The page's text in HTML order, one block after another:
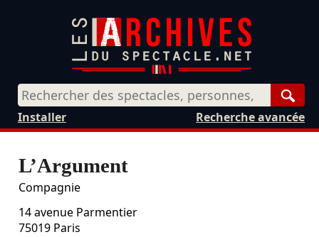
Recherche avancée
Installer
L’Argument
Compagnie
14 avenue Parmentier
75019 Paris